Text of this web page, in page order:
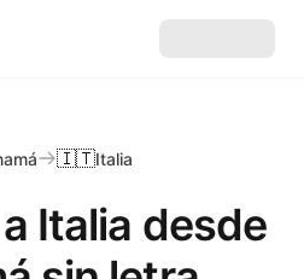
Italia desde
🇮🇹Italia